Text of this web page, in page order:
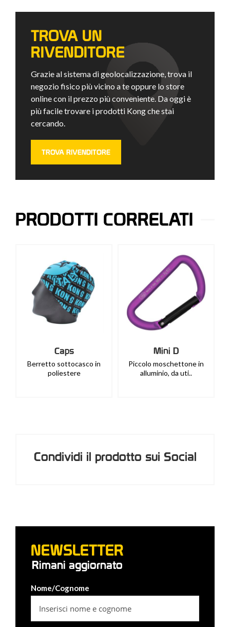
TROVA UN
RIVENDITORE
Grazie al sistema di geolocalizzazione, trova il
negozio fisico più vicino a te oppure lo store
online con il prezzo più conveniente. Da oggi è
più facile trovare i prodotti Kong che stai
cercando.
TROVA RIVENDITORE
PRODOTTI CORRELATI
Caps
Berretto sottocasco in
poliestere
Mini D
Piccolo moschettone in
alluminio, da uti..
Condividi il prodotto sui Social
NEWSLETTER
Rimani aggiornato
Nome/Cognome